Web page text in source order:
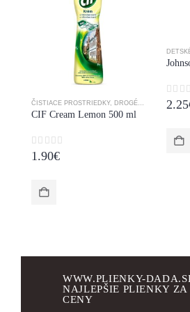
ČISTIACE PROSTRIEDKY, DROGÉRIA
CIF Cream Lemon 500 ml
0 z 5
1.90€
0 z 5
2.25
WWW.PLIENKY-
NAJLEPŠIE PLIENKY ZA
CENY